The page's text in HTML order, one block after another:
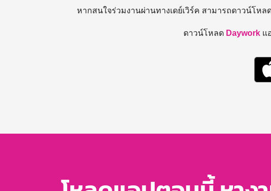
หากสนใจร่วมงานผ่านทางเดย์เวิร์ค สามารถดาวน์โห
ดาวน์โหลด Daywork แ